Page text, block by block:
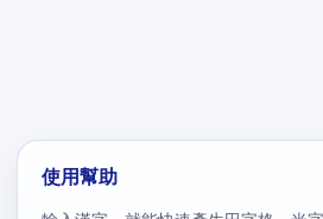
使用幫助